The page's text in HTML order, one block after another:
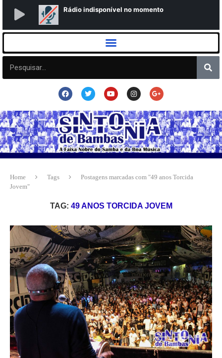
Home Tags
Postagens marcadas com "49 anos Torcida
Jovem"
TAG: 49 ANOS TORCIDA JOVEM